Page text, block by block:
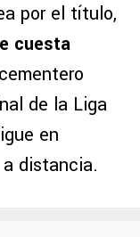
por el título,
cuesta
cementero
de la Liga
en
distancia.